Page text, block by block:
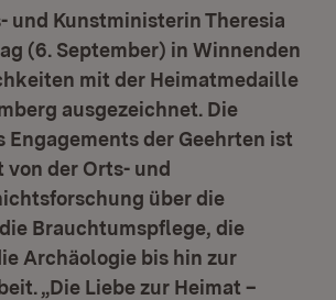
und Kunstministerin Theresia
(6. September) in Winnenden
mit der Heimatmedaille
ausgezeichnet. Die
Engagements der Geehrten ist
von der Orts- und
über die
Brauchtumspflege, die
Archäologie bis hin zur
„Die Liebe zur Heimat –